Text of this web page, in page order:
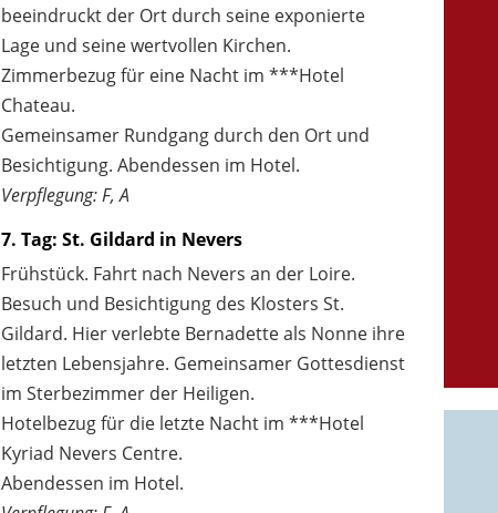
beeindruckt der Ort durch seine exponierte
Lage und seine wertvollen Kirchen.
Zimmerbezug für eine Nacht im ***Hotel
Chateau.
Gemeinsamer Rundgang durch den Ort und
Besichtigung. Abendessen im Hotel.
Verpflegung: F, A
7. Tag: St. Gildard in Nevers
Frühstück. Fahrt nach Nevers an der Loire.
Besuch und Besichtigung des Klosters St.
Gildard. Hier verlebte Bernadette als Nonne ihre
letzten Lebensjahre. Gemeinsamer Gottesdienst
im Sterbezimmer der Heiligen.
Hotelbezug für die letzte Nacht im ***Hotel
Kyriad Nevers Centre.
Abendessen im Hotel.